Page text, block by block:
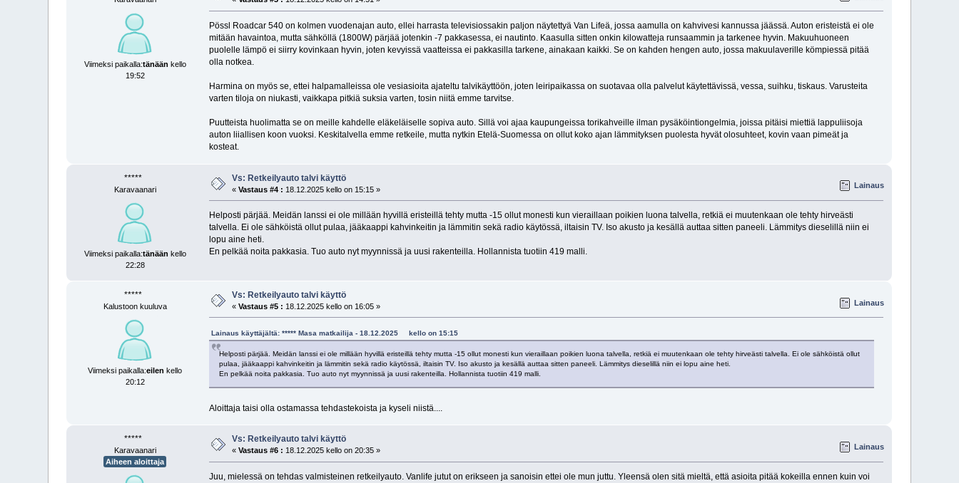
Viimeksi paikalla:tänään kello
19:52
Pössl Roadcar 540 on kolmen vuodenajan auto, ellei harrasta televisiossakin paljon näytettyä Van Lifeä, jossa aamulla on kahvivesi kannussa jäässä. Auton eristeistä ei ole
mitään havaintoa, mutta sähköllä (1800W) pärjää jotenkin -7 pakkasessa, ei nautinto. Kaasulla sitten onkin kilowatteja runsaammin ja tarkenee hyvin. Makuuhuoneen
puolelle lämpö ei siirry kovinkaan hyvin, joten kevyissä vaatteissa ei pakkasilla tarkene, ainakaan kaikki. Se on kahden hengen auto, jossa makuulaverille kömpiessä pitää
olla notkea.
Harmina on myös se, ettei halpamalleissa ole vesiasioita ajateltu talvikäyttöön, joten leiripaikassa on suotavaa olla palvelut käytettävissä, vessa, suihku, tiskaus. Varusteita
varten tiloja on niukasti, vaikkapa pitkiä suksia varten, tosin niitä emme tarvitse.
Puutteista huolimatta se on meille kahdelle eläkeläiselle sopiva auto. Sillä voi ajaa kaupungeissa torikahveille ilman pysäköintiongelmia, joissa pitäisi miettiä lappuliisoja
auton liiallisen koon vuoksi. Keskitalvella emme retkeile, mutta nytkin Etelä-Suomessa on ollut koko ajan lämmityksen puolesta hyvät olosuhteet, kovin vaan pimeät ja
kosteat.
*****
Karavaanari
Viimeksi paikalla:tänään kello
22:28
Vs: Retkeilyauto talvi käyttö
«Vastaus #4 : 18.12.2025 kello on 15:15 » Lainaus
Helposti pärjää. Meidän lanssi ei ole millään hyvillä eristeillä tehty mutta -15 ollut monesti kun vieraillaan poikien luona talvella, retkiä ei muutenkaan ole tehty hirveästi
talvella. Ei ole sähköistä ollut pulaa, jääkaappi kahvinkeitin ja lämmitin sekä radio käytössä, iltaisin TV. Iso akusto ja kesällä auttaa sitten paneeli. Lämmitys dieselillä niin ei
lopu aine heti.
En pelkää noita pakkasia. Tuo auto nyt myynnissä ja uusi rakenteilla. Hollannista tuotiin 419 malli.
*****
Kalustoon kuuluva
Viimeksi paikalla:eilen kello
20:12
Vs: Retkeilyauto talvi käyttö
«Vastaus #5 : 18.12.2025 kello on 16:05 » Lainaus
Lainaus käyttäjältä: ***** Masa matkailija - 18.12.2025 kello on 15:15
Helposti pärjää. Meidän lanssi ei ole millään hyvillä eristeillä tehty mutta -15 ollut monesti kun vieraillaan poikien luona talvella, retkiä ei muutenkaan ole tehty hirveästi talvella. Ei ole sähköistä ollut
pulaa, jääkaappi kahvinkeitin ja lämmitin sekä radio käytössä, iltaisin TV. Iso akusto ja kesällä auttaa sitten paneeli. Lämmitys dieselillä niin ei lopu aine heti.
En pelkää noita pakkasia. Tuo auto nyt myynnissä ja uusi rakenteilla. Hollannista tuotiin 419 malli.
Aloittaja taisi olla ostamassa tehdastekoista ja kyseli niistä....
*****
Karavaanari
Aiheen aloittaja
Vs: Retkeilyauto talvi käyttö
«Vastaus #6 : 18.12.2025 kello on 20:35 » Lainaus
Juu, mielessä on tehdas valmisteinen retkeilyauto. Vanlife jutut on erikseen ja sanoisin ettei ole mun juttu. Yleensä olen sitä mieltä, että asioita pitää kokeilla ennen kuin voi